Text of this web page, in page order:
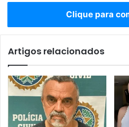
Clique para
Artigos relacionados